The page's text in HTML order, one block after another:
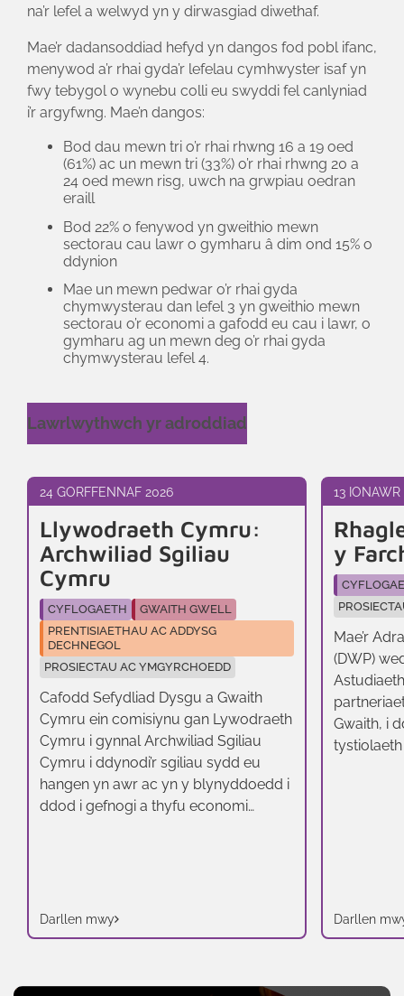
na’r lefel a welwyd yn y dirwasgiad diwethaf.
Mae’r dadansoddiad hefyd yn dangos fod pobl ifanc,
menywod a’r rhai gyda’r lefelau cymhwyster isaf yn
fwy tebygol o wynebu colli eu swyddi fel canlyniad
i’r argyfwng. Mae’n dangos:
Bod dau mewn tri o’r rhai rhwng 16 a 19 oed
(61%) ac un mewn tri (33%) o’r rhai rhwng 20 a
24 oed mewn risg, uwch na grwpiau oedran
eraill
Bod 22% o fenywod yn gweithio mewn
sectorau cau lawr o gymharu â dim ond 15% o
ddynion
Mae un mewn pedwar o’r rhai gyda
chymwysterau dan lefel 3 yn gweithio mewn
sectorau o’r economi a gafodd eu cau i lawr, o
gymharu ag un mewn deg o’r rhai gyda
chymwysterau lefel 4.
Lawrlwythwch yr adroddiad
24 GORFFENNAF 2026
Llywodraeth Cymru:
Archwiliad Sgiliau
Cymru
CYFLOGAETH
GWAITH GWELL
PRENTISIAETHAU AC ADDYSG
DECHNEGOL
PROSIECTAU AC YMGYRCHOEDD
Cafodd Sefydliad Dysgu a Gwaith
Cymru ein comisiynu gan Lywodraeth
Cymru i gynnal Archwiliad Sgiliau
Cymru i ddynodi’r sgiliau sydd eu
hangen yn awr ac yn y blynyddoedd i
ddod i gefnogi a thyfu economi
Darllen mwy
13 IONAWR
y
Mae’r
(DWP)
Gwaith, i
Darllen